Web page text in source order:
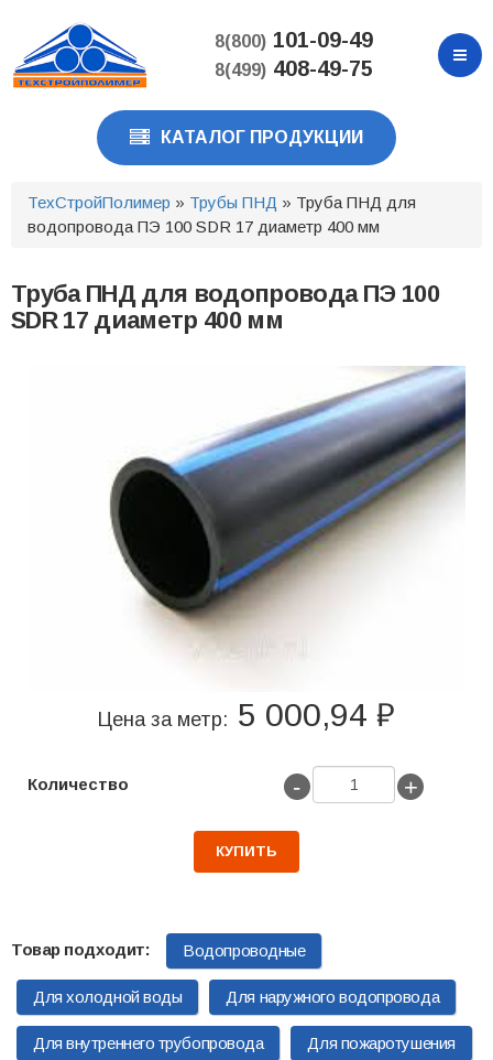
основному
содержанию
8(800)101-09-49
8(499)408-49-75
КАТАЛОГ ПРОДУКЦИИ
ТехСтройПолимер » Трубы ПНД » Труба ПНД для
водопровода ПЭ 100 SDR 17 диаметр 400 мм
Труба ПНД для водопровода ПЭ 100
SDR 17 диаметр 400 мм
Цена за метр: 5 000,94 ₽
Количество - +
КУПИТЬ
Водопроводные
Для холодной воды Для наружного водопровода
Для внутреннего трубопровода Для пожаротушения